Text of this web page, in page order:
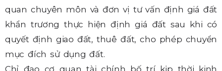
quan chuyên môn và đơn vị tư vấn định giá đất
khẩn trương thực hiện định giá đất sau khi có
quyết định giao đất, thuê đất, cho phép chuyển
mục đích sử dụng đất.
Chỉ đạo cơ quan tài chính bố trí kịp thời kinh